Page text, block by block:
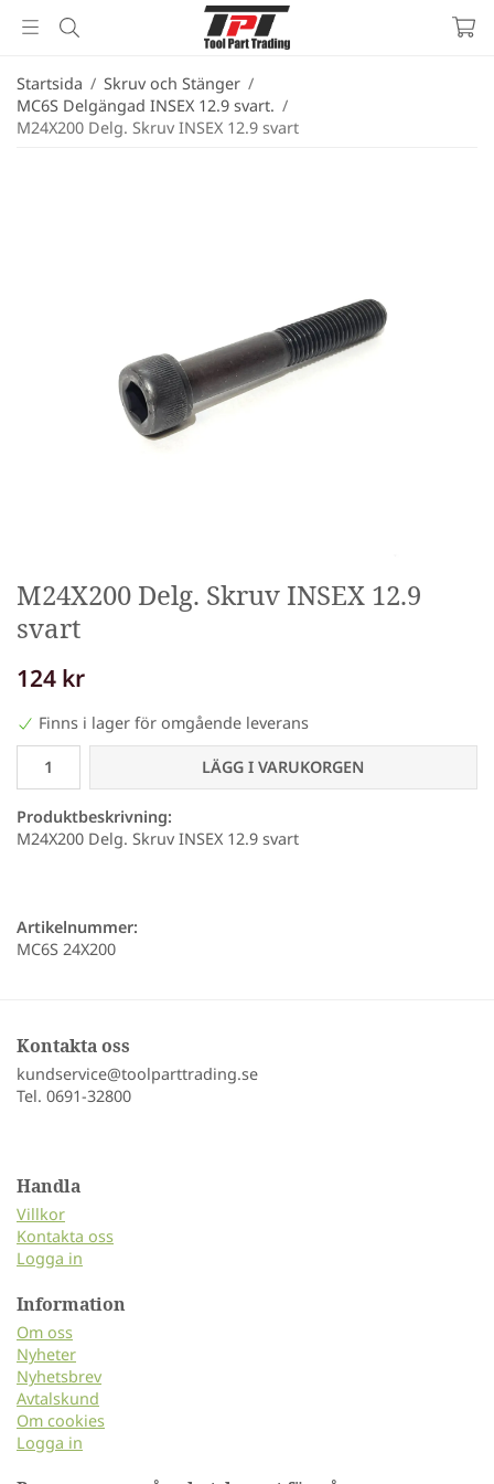
Startsida / Skruv och Stänger /
MC6S Delgängad INSEX 12.9 svart. /
M24X200 Delg. Skruv INSEX 12.9 svart
M24X200 Delg. Skruv INSEX 12.9
svart
124 kr
Finns i lager för omgående leverans
LÄGG I VARUKORGEN
Produktbeskrivning:
M24X200 Delg. Skruv INSEX 12.9 svart
Artikelnummer:
MC6S 24X200
Kontakta oss
kundservice@toolparttrading.se
Tel. 0691-32800
Handla
Villkor
Kontakta oss
Logga in
Information
Om oss
Nyheter
Nyhetsbrev
Avtalskund
Om cookies
Logga in